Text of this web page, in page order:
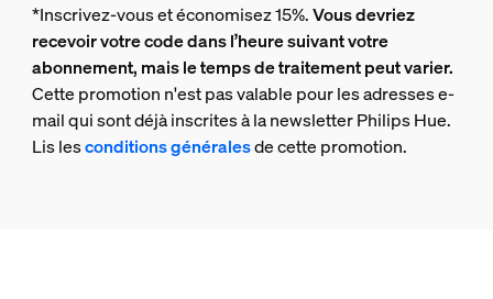
*Inscrivez-vous et économisez 15%.Vous devriez
recevoir votre code dans l’heure suivant votre
abonnement, mais le temps de traitement peut varier.
Cette promotion n'est pas valable pour les adresses e-
mail qui sont déjà inscrites à la newsletter Philips Hue.
Lis lesconditions généralesde cette promotion.